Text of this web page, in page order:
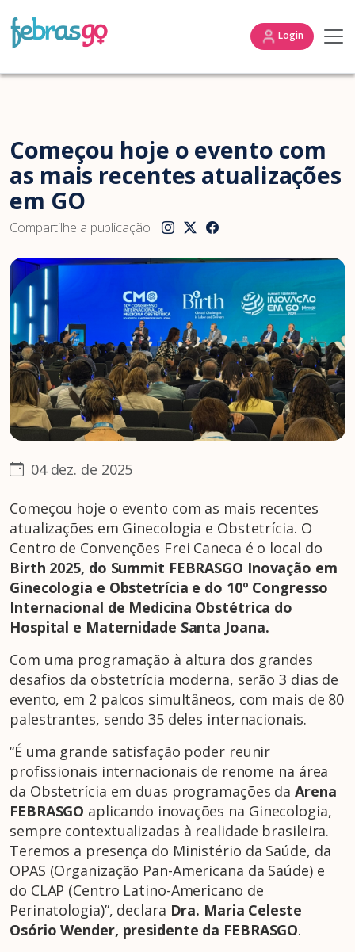
Login
Começou hoje o evento com
as mais recentes atualizações
em GO
Compartilhe a publicação
04 dez. de 2025
Começou hoje o evento com as mais recentes
atualizações em Ginecologia e Obstetrícia. O
Centro de Convenções Frei Caneca é o local do
Birth 2025, do Summit FEBRASGO Inovação em
Ginecologia e Obstetrícia e do 10º Congresso
Internacional de Medicina Obstétrica do
Hospital e Maternidade Santa Joana.
Com uma programação à altura dos grandes
desafios da obstetrícia moderna, serão 3 dias de
evento, em 2 palcos simultâneos, com mais de 80
palestrantes, sendo 35 deles internacionais.
“É uma grande satisfação poder reunir
profissionais internacionais de renome na área
da Obstetrícia em duas programações daArena
FEBRASGO aplicando inovações na Ginecologia,
sempre contextualizadas à realidade brasileira.
Teremos a presença do Ministério da Saúde, da
OPAS (Organização Pan-Americana da Saúde) e
do CLAP (Centro Latino-Americano de
Perinatologia)”, declara Dra. Maria Celeste
Osório Wender, presidente da FEBRASGO.